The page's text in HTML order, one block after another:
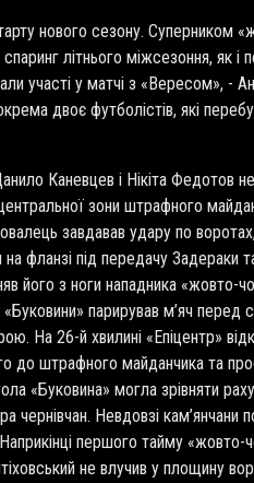
нового сезону. Суперником
літнього міжсезоння, як і
участі у матчі з «Вересом», -
двоє футболістів, які
Каневцев і Нікіта Федотов
зони штрафного
завдавав удару по
фланзі під передачу Задераки
з ноги нападника «жовто-
парирував м’яч перед
На 26-й хвилині «Епіцентр»
до штрафного майданчика та
«Буковина» могла зрівняти
чернівчан. Невдовзі кам’янчани
першого тайму «жовто-
не влучив у площину